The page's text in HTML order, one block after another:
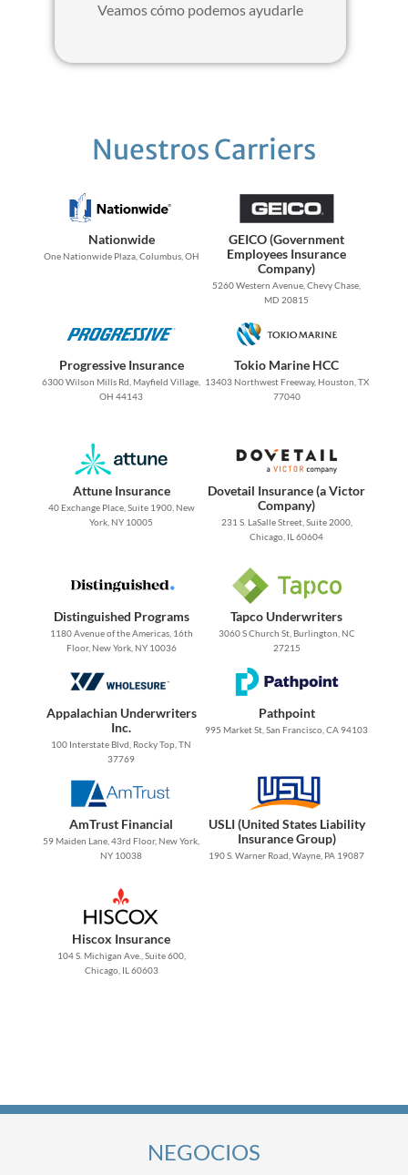
Veamos cómo podemos ayudarle
Nuestros Carriers
Nationwide
One Nationwide Plaza, Columbus, OH
GEICO (Government
Employees Insurance
Company)
5260 Western Avenue, Chevy Chase,
MD 20815
Progressive Insurance
6300 Wilson Mills Rd, Mayfield Village,
OH 44143
Tokio Marine HCC
13403 Northwest Freeway, Houston, TX
77040
Attune Insurance
40 Exchange Place, Suite 1900, New
York, NY 10005
Dovetail Insurance (a Victor
Company)
231 S. LaSalle Street, Suite 2000,
Chicago, IL 60604
Distinguished Programs
1180 Avenue of the Americas, 16th
Floor, New York, NY 10036
Tapco Underwriters
3060 S Church St, Burlington, NC
27215
Appalachian Underwriters
Inc.
100 Interstate Blvd, Rocky Top, TN
37769
Pathpoint
995 Market St, San Francisco, CA 94103
AmTrust Financial
59 Maiden Lane, 43rd Floor, New York,
NY 10038
USLI (United States Liability
Insurance Group)
190 S. Warner Road, Wayne, PA 19087
Hiscox Insurance
104 S. Michigan Ave., Suite 600,
Chicago, IL 60603
NEGOCIOS